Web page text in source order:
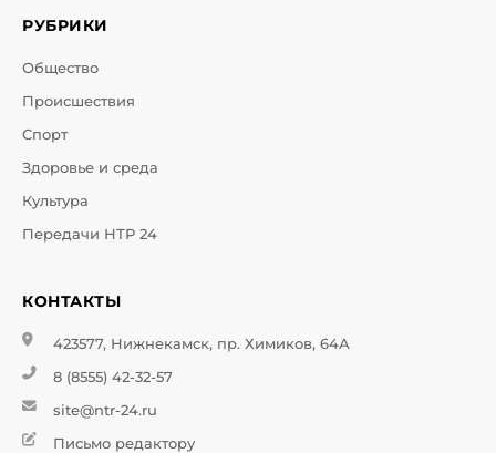
РУБРИКИ
Общество
Происшествия
Спорт
Здоровье и среда
Культура
Передачи НТР 24
КОНТАКТЫ
423577, Нижнекамск, пр. Химиков, 64А
8 (8555) 42-32-57
site@ntr-24.ru
Письмо редактору